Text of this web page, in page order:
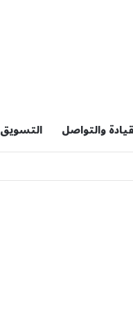
والتواصل التسويق